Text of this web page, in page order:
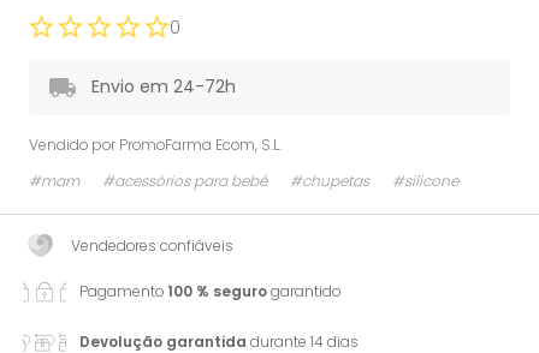
0
Envio em 24-72h
Vendido por PromoFarma Ecom, S.L.
#mam
#acessórios para bebé #chupetas #silicone
Vendedores confiáveis
Pagamento100 % segurogarantido
Devolução garantida durante 14 dias